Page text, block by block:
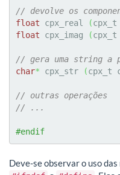
// devolve os
float cpx_real (
float cpx_imag (
// gera uma string a
char* cpx_str (cpx_t
// outras operações
// ...
#endif
Deve-se observar o uso